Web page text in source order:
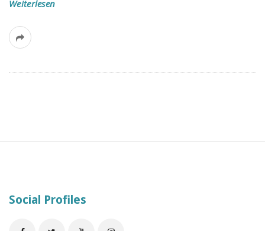
l
o
g
Weiterlesen
Social Profiles